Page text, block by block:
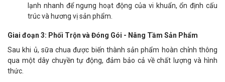
lạnh nhanh để ngưng hoạt động của vi khuẩn, ổn định cấu
trúc và hương vị sản phẩm.
Giai đoạn 3: Phối Trộn và Đóng Gói - Nâng Tầm Sản Phẩm
Sau khi ủ, sữa chua được biến thành sản phẩm hoàn chỉnh thông
qua một dây chuyền tự động, đảm bảo cả về chất lượng và hình
thức.